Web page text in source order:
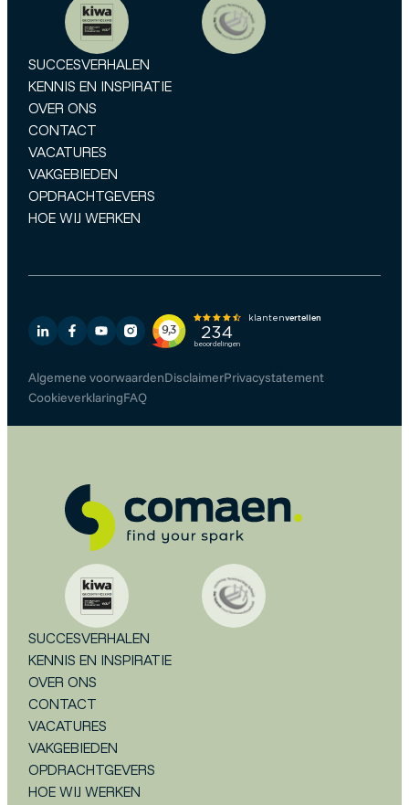
SUCCESVERHALEN
KENNIS EN INSPIRATIE
OVER ONS
CONTACT
VACATURES
VAKGEBIEDEN
OPDRACHTGEVERS
HOE WIJ WERKEN
Algemene voorwaardenDisclaimerPrivacystatement
CookieverklaringFAQ
SUCCESVERHALEN
KENNIS EN INSPIRATIE
OVER ONS
CONTACT
VACATURES
VAKGEBIEDEN
OPDRACHTGEVERS
HOE WIJ WERKEN